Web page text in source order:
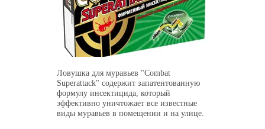
Ловушка для муравьев "Combat
Superattack" содержит запатентованную
формулу инсектицида, который
эффективно уничтожает все известные
виды муравьев в помещении и на улице.